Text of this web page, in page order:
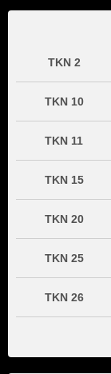
2 TKN
10 TKN
11 TKN
15 TKN
20 TKN
25 TKN
26 TKN